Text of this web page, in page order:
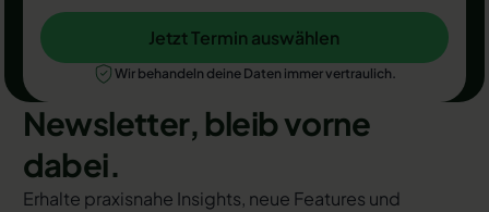
Jetzt Termin auswählen
Jetzt Termin auswählen
Wir behandeln deine Daten immer vertraulich.
Newsletter, bleib vorne
dabei.
Erhalte praxisnahe Insights, neue Features und